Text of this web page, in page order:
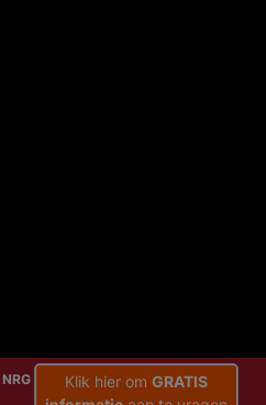
NRG Internetdiensten
Klik hier om GRATIS